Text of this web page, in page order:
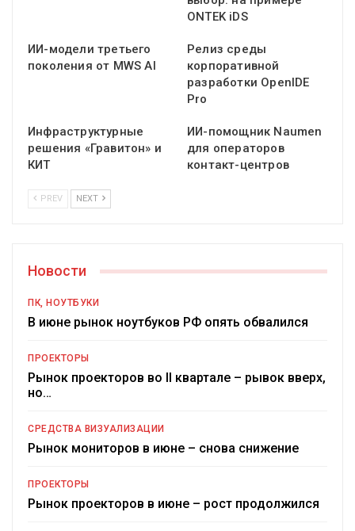
ONTEK iDS
ИИ-модели третьего
поколения от MWS AI
Релиз среды
корпоративной
разработки OpenIDE
Pro
Инфраструктурные
решения «Гравитон» и
КИТ
ИИ-помощник Naumen
для операторов
контакт-центров
PREV NEXT
Новости
ПК, НОУТБУКИ
В июне рынок ноутбуков РФ опять обвалился
ПРОЕКТОРЫ
Рынок проекторов во II квартале – рывок вверх,
но…
СРЕДСТВА ВИЗУАЛИЗАЦИИ
Рынок мониторов в июне – снова снижение
ПРОЕКТОРЫ
Рынок проекторов в июне – рост продолжился